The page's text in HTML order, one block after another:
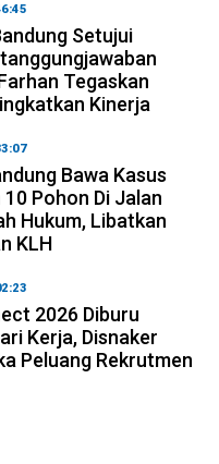
Setujui
Tegaskan
Kinerja
Bawa Kasus
Pohon Di Jalan
Hukum, Libatkan
KLH
2026 Diburu
Kerja, Disnaker
Peluang Rekrutmen